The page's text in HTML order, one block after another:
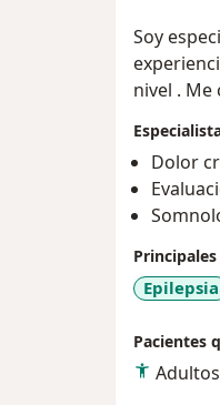
Soy
nivel .
Dolor
Epilepsia
Pacientes
Adultos